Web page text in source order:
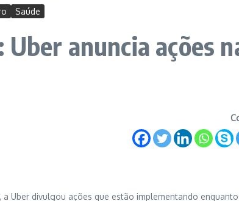
Saúde
anuncia ações
a Uber divulgou ações que estão implementando